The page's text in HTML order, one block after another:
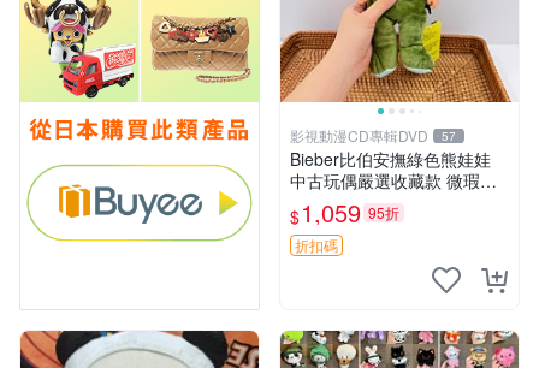
影視動漫CD專輯DVD 57
Bieber比伯安撫綠色熊娃娃
中古玩偶嚴選收藏款 微瑕輕
度使用 Bieber綠熊娃娃 中古
玩偶 微瑕
$1,059 95折
折扣碼